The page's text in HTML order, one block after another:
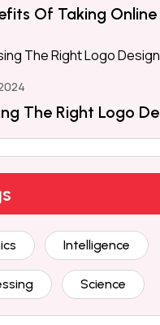
Of Taking Online
The Right Logo
Intelligence
Science